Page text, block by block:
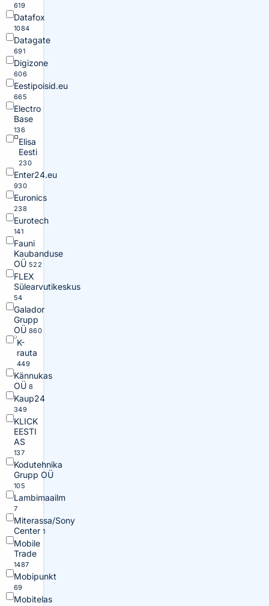
619
Datafox
1084
Datagate
691
Digizone
606
Eestipoisid.eu
665
Electro
Base
136
Elisa
Eesti
230
Enter24.eu
930
Euronics
238
Eurotech
141
Fauni
Kaubanduse
OÜ 522
FLEX
Sülearvutikeskus
54
Galador
Grupp
OÜ 860
K-
rauta
449
Kännukas
OÜ 8
Kaup24
349
KLICK
EESTI
AS
137
Kodutehnika
Grupp OÜ
105
Lambimaailm
7
Miterassa/Sony
Center 1
Mobile
Trade
1487
Mobipunkt
69
Mobitelas